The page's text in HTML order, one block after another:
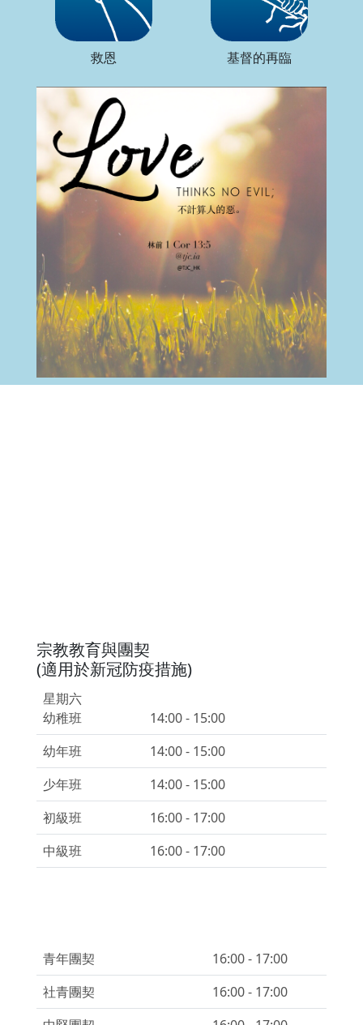
救恩 基督的再臨
宗教教育與團契
(適用於新冠防疫措施)
星期六
幼稚班
14:00 - 15:00
幼年班
14:00 - 15:00
少年班
14:00 - 15:00
初級班
16:00 - 17:00
中級班
16:00 - 17:00
青年團契
16:00 - 17:00
社青團契
16:00 - 17:00